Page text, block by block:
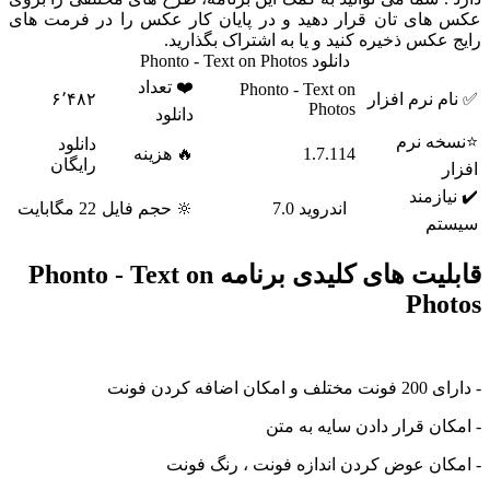
عکس های تان قرار دهید و در پایان کار عکس را در فرمت های
رایج عکس ذخیره کنید و یا به اشتراک بگذارید.
دانلود Phonto - Text on Photos
✅ نام نرم افزار
Phonto - Text on
Photos
❤️ تعداد
دانلود
۶٬۴۸۲
⭐نسخه نرم
افزار
1.7.114 🔥 هزینه
دانلود
رایگان
✔️ نیازمند
سیستم
اندروید 7.0 🔆 حجم فایل 22 مگابایت
قابلیت های کلیدی برنامه Phonto - Text on
Photos
- دارای 200 فونت مختلف و امکان اضافه کردن فونت
- امکان قرار دادن سایه به متن
- امکان عوض کردن اندازه فونت ، رنگ فونت